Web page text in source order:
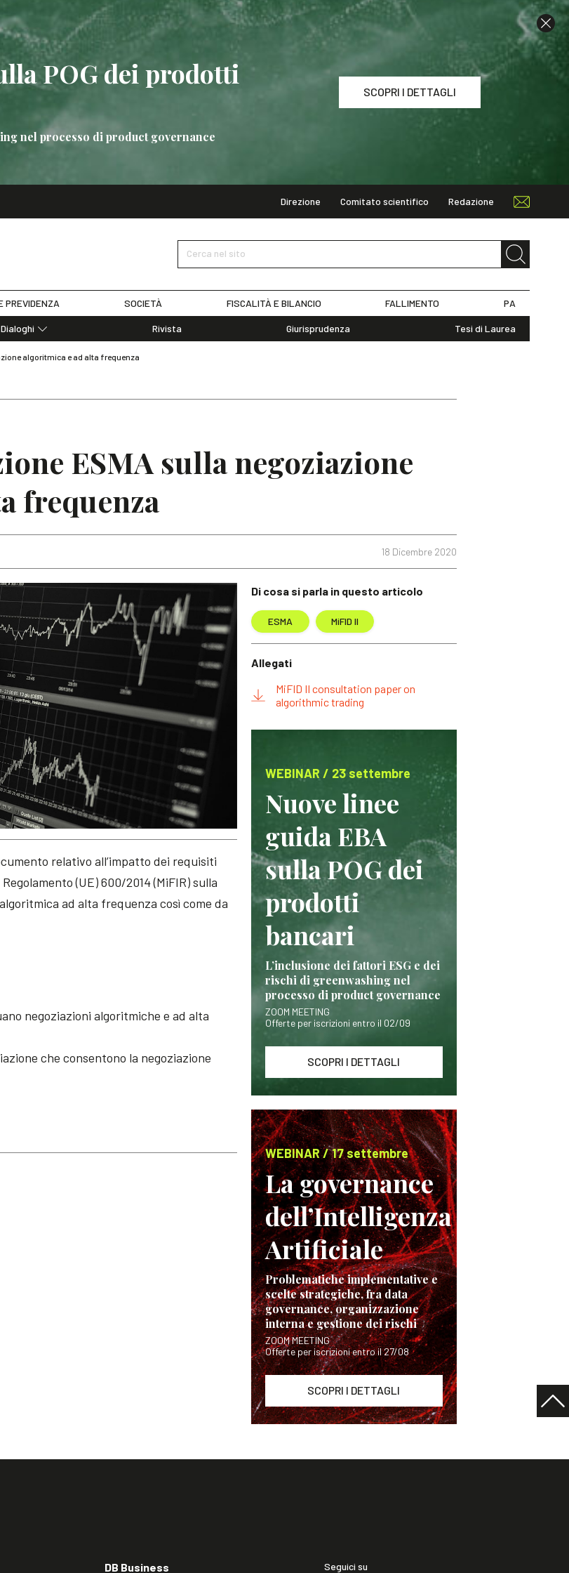
POG dei prodotti
nel processo di product governance
SCOPRI I DETTAGLI
guida EBA sulla POG dei prodotti bancari SCOPRI I DETTAGLI
Direzione Comitato scientifico Redazione
Cerca nel sito
PREVIDENZA SOCIETÀ FISCALITÀ E BILANCIO FALLIMENTO PA
Dialoghi
Rivista Giurisprudenza Tesi di Laurea
algoritmica e ad alta frequenza
ESMA sulla negoziazione
frequenza
18 Dicembre 2020
relativo all’impatto dei requisiti
(UE) 600/2014 (MiFIR) sulla
ad alta frequenza così come da
negoziazioni algoritmiche e ad alta
che consentono la negoziazione
Di cosa si parla in questo articolo
ESMA MiFID II
Allegati
MiFID II consultation paper on
algorithmic trading
WEBINAR / 23 settembre
Nuove linee
guida EBA
sulla POG dei
prodotti
bancari
L’inclusione dei fattori ESG e dei
rischi di greenwashing nel
processo di product governance
ZOOM MEETING
Offerte per iscrizioni entro il 02/09
SCOPRI I DETTAGLI
WEBINAR / 17 settembre
La governance
dell’Intelligenza
Artificiale
Problematiche implementative e
scelte strategiche, fra data
governance, organizzazione
interna e gestione dei rischi
ZOOM MEETING
Offerte per iscrizioni entro il 27/08
SCOPRI I DETTAGLI
DB Business Seguici su